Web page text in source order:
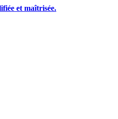
et maîtrisée.